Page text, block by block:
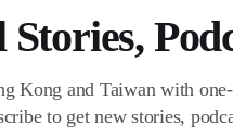
Kong and Taiwan with
to get new stories,